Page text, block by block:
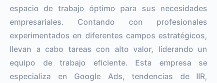
espacio de trabajo óptimo para sus necesidades
empresariales. Contando con profesionales
experimentados en diferentes campos estratégicos,
llevan a cabo tareas con alto valor, liderando un
equipo de trabajo eficiente. Esta empresa se
especializa en Google Ads, tendencias de IIR,